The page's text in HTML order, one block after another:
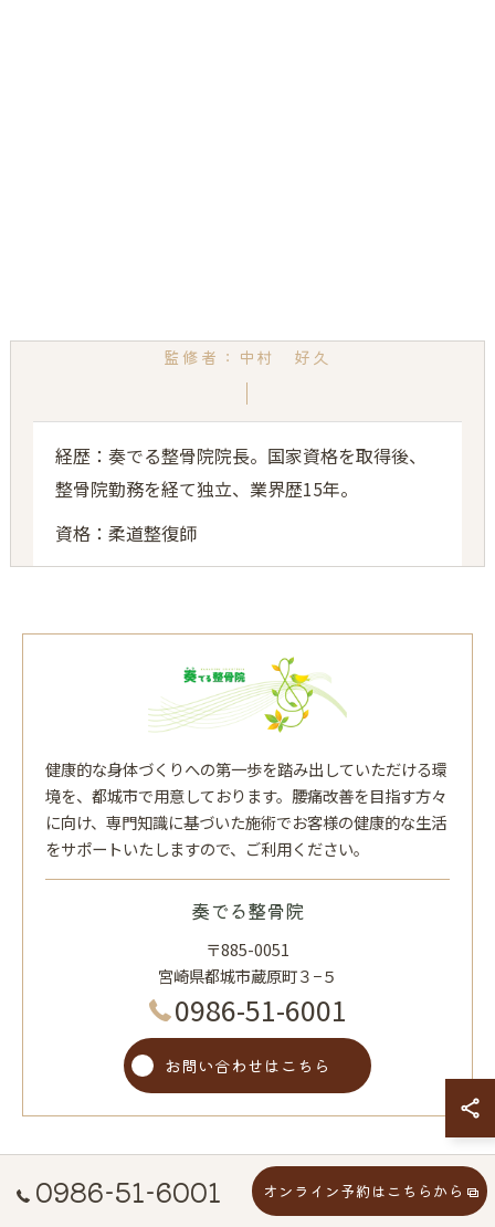
監修者：中村 好久
経歴：奏でる整骨院院長。国家資格を取得後、
整骨院勤務を経て独立、業界歴15年。
資格：柔道整復師
健康的な身体づくりへの第一歩を踏み出していただける環
境を、都城市で用意しております。腰痛改善を目指す方々
に向け、専門知識に基づいた施術でお客様の健康的な生活
をサポートいたしますので、ご利用ください。
奏でる整骨院
〒885-0051
宮崎県都城市蔵原町３−５
0986-51-6001
お問い合わせはこちら
0986-51-6001 オンライン予約はこちらから